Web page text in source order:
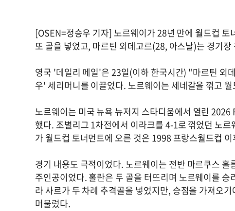
[OSEN=정승우 기자] 노르웨이가 28년 만에 월드컵
또 골을 넣었고, 마르틴 외데고르(28, 아스날)는 경기
영국 '데일리 메일'은 23일(이하 한국시간) "마르틴 외
우' 세리머니를 이끌었다. 노르웨이는 세네갈을 꺾고
노르웨이는 미국 뉴욕 뉴저지 스타디움에서 열린
했다. 조별리그 1차전에서 이라크를 4-1로 꺾었던 노
가 월드컵 토너먼트에 오른 것은 1998 프랑스월드컵
경기 내용도 극적이었다. 노르웨이는 전반 마르쿠스
주인공이었다. 홀란은 두 골을 터뜨리며 노르웨이를
라 사르가 두 차례 추격골을 넣었지만, 승점을 가져오
머물렀다.